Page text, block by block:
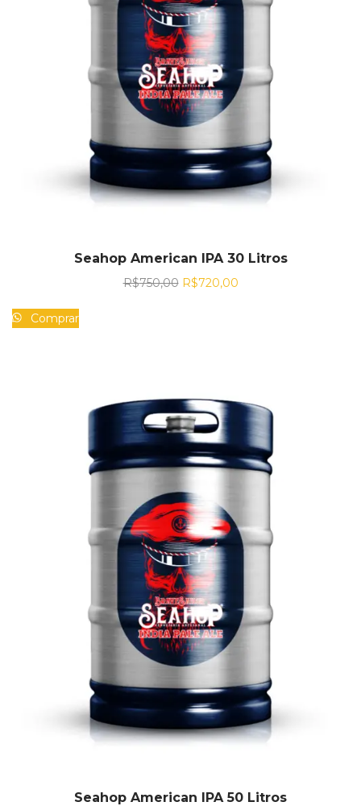
Seahop American IPA 30 Litros
R$750,00 R$720,00
Comprar
Seahop American IPA 50 Litros